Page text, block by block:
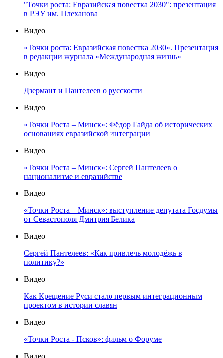
"Точки роста: Евразийская повестка 2030": презентация
в РЭУ им. Плеханова
Видео
«Точки роста: Евразийская повестка 2030». Презентация
в редакции журнала «Международная жизнь»
Видео
Дзермант и Пантелеев о русскости
Видео
«Точки Роста – Минск»: Фёдор Гайда об исторических
основаниях евразийской интеграции
Видео
«Точки Роста – Минск»: Сергей Пантелеев о
национализме и евразийстве
Видео
«Точки Роста – Минск»: выступление депутата Госдумы
от Севастополя Дмитрия Белика
Видео
Сергей Пантелеев: «Как привлечь молодёжь в
политику?»
Видео
Как Крещение Руси стало первым интеграционным
проектом в истории славян
Видео
«Точки Роста - Псков»: фильм о Форуме
Видео